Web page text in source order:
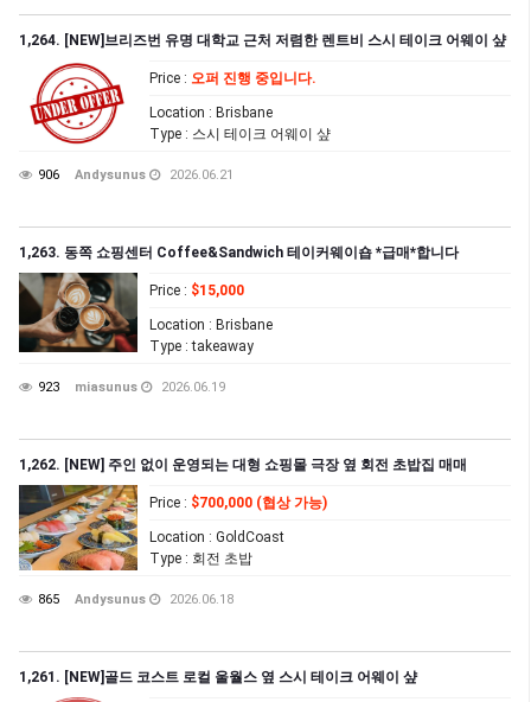
1,264. [NEW]브리즈번 유명 대학교 근처 저렴한 렌트비 스시 테이크 어웨이 샾
Price : 오퍼 진행 중입니다.
Location : Brisbane
Type : 스시 테이크 어웨이 샾
906 Andysunus 2026.06.21
1,263. 동쪽 쇼핑센터 Coffee&Sandwich 테이커웨이숍 *급매*합니다
Price : $15,000
Location : Brisbane
Type : takeaway
923 miasunus 2026.06.19
1,262. [NEW] 주인 없이 운영되는 대형 쇼핑몰 극장 옆 회전 초밥집 매매
Price : $700,000 (협상 가능)
Location : GoldCoast
Type : 회전 초밥
865 Andysunus 2026.06.18
1,261. [NEW]골드 코스트 로컬 울월스 옆 스시 테이크 어웨이 샾